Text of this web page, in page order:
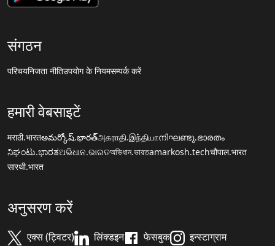
संगठन
परिचयनिजता नीतिउपयोग के नियमसम्पर्क करें
हमारी वेबसाइटें
मराठी.भारतఅమర్కోష్.భారత్அகராதி.இந்தியாനിഘണ്ടു.ഭാരതം
ನಿಘಂಟು.ಭಾರತଅଭିଧାନ.ଭାରତঅভিধান.ভারতamarkosh.techचौपाल.भारत
सारथी.भारत
अनुसरण करें
एक्स (ट्विटर) लिंक्डइन फेसबुक इन्स्टाग्राम